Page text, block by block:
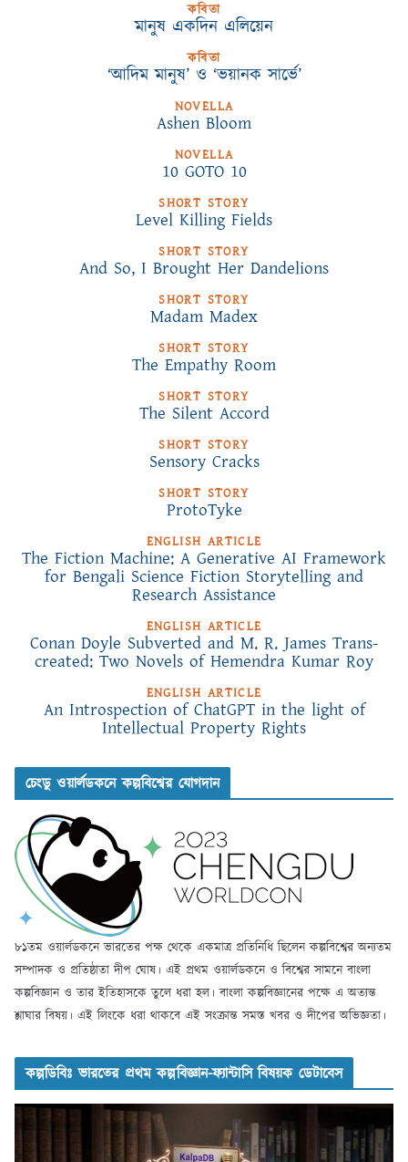
কবিতা
মানুষ একদিন এলিয়েন
কবিতা
‘আদিম মানুষ’ ও ‘ভয়ানক সার্ভে’
NOVELLA
Ashen Bloom
NOVELLA
10 GOTO 10
SHORT STORY
Level Killing Fields
SHORT STORY
And So, I Brought Her Dandelions
SHORT STORY
Madam Madex
SHORT STORY
The Empathy Room
SHORT STORY
The Silent Accord
SHORT STORY
Sensory Cracks
SHORT STORY
ProtoTyke
ENGLISH ARTICLE
The Fiction Machine: A Generative AI Framework
for Bengali Science Fiction Storytelling and
Research Assistance
ENGLISH ARTICLE
Conan Doyle Subverted and M. R. James Trans-
created: Two Novels of Hemendra Kumar Roy
ENGLISH ARTICLE
An Introspection of ChatGPT in the light of
Intellectual Property Rights
চেংডু ওয়ার্লডকনে কল্পবিশ্বের যোগদান
৮১তম ওয়ার্লডকনে ভারতের পক্ষ থেকে একমাত্র প্রতিনিধি ছিলেন কল্পবিশ্বের অন্যতম
সম্পাদক ও প্রতিষ্ঠাতা দীপ ঘোষ। এই প্রথম ওয়ার্লডকনে ও বিশ্বের সামনে বাংলা
কল্পবিজ্ঞান ও তার ইতিহাসকে তুলে ধরা হল। বাংলা কল্পবিজ্ঞানের পক্ষে এ অত্যন্ত
শ্লাঘার বিষয়। এই লিংকে ধরা থাকবে এই সংক্রান্ত সমস্ত খবর ও দীপের অভিজ্ঞতা।
কল্পডিবিঃ ভারতের প্রথম কল্পবিজ্ঞান-ফ্যান্টাসি বিষয়ক ডেটাবেস